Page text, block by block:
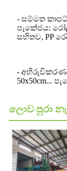
- සම්මත කාපට්
පැකේජය:
සහිතව, PP
- අභිරුචිකරණය
50x50cm...
ලොව පුරා